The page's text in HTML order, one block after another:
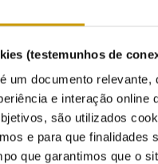
(testemunhos de
um documento
e interação
são utilizados
e para que
que garantimos que o